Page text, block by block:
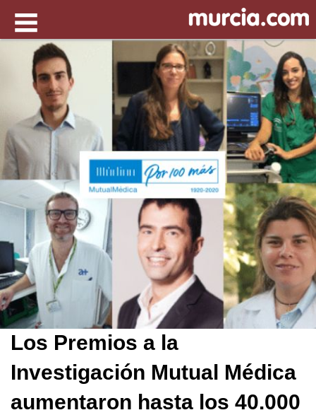
Los Premios a la
Investigación Mutual Médica
aumentaron hasta los 40.000